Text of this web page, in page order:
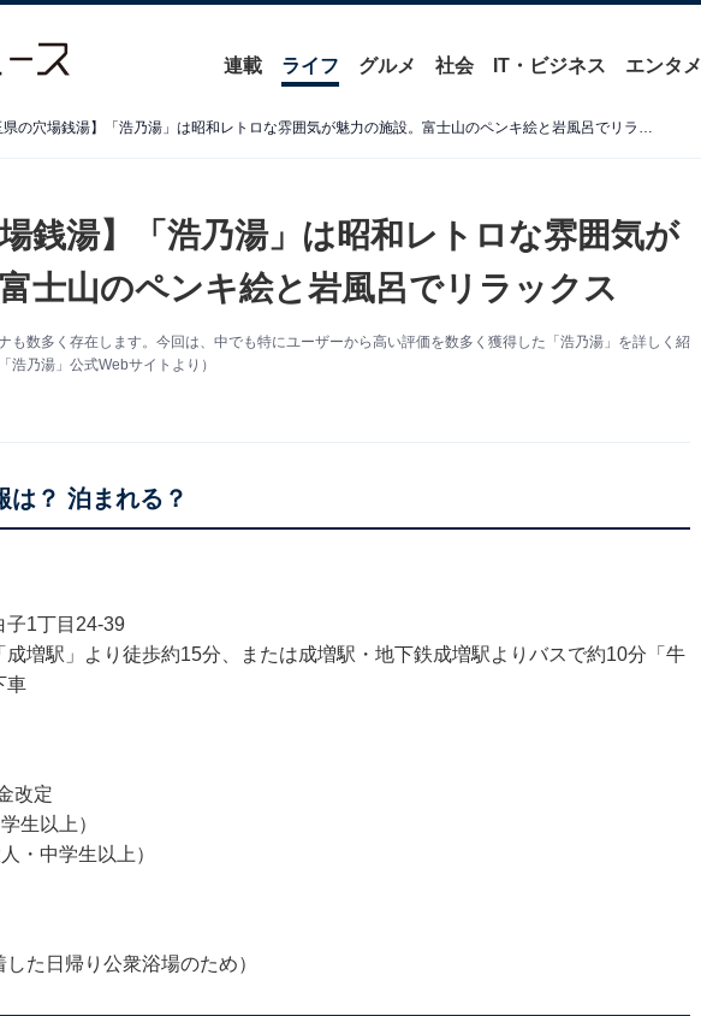
連載 ライフ グルメ 社会 IT・ビジネス エンタメ
【埼玉県の穴場銭湯】「浩乃湯」は昭和レトロな雰囲気が魅力の施設。富士山のペンキ絵と岩風呂でリラックス
場銭湯】「浩乃湯」は昭和レトロな雰囲気が
士山のペンキ絵と岩風呂でリラックス
も数多く存在します。今回は、中でも特にユーザーから高い評価を数多く獲得した「浩乃湯」を詳しく紹
浩乃湯」公式Webサイトより）
は？ 泊まれる？
子1丁目24-39
増駅」より徒歩約15分、または成増駅・地下鉄成増駅よりバスで約10分「牛
車
改定
生以上）
・中学生以上）
た日帰り公衆浴場のため）